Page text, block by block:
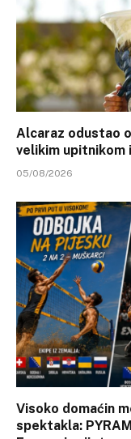
Alcaraz odustao
velikim upitnikom
05/08/2026
Visoko domaćin
spektakla: